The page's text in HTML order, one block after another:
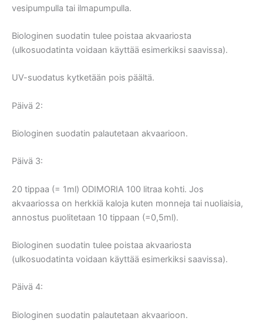
vesipumpulla tai ilmapumpulla.
Biologinen suodatin tulee poistaa akvaariosta
(ulkosuodatinta voidaan käyttää esimerkiksi saavissa).
UV-suodatus kytketään pois päältä.
Päivä 2:
Biologinen suodatin palautetaan akvaarioon.
Päivä 3:
20 tippaa (= 1ml) ODIMORIA 100 litraa kohti. Jos
akvaariossa on herkkiä kaloja kuten monneja tai nuoliaisia,
annostus puolitetaan 10 tippaan (=0,5ml).
Biologinen suodatin tulee poistaa akvaariosta
(ulkosuodatinta voidaan käyttää esimerkiksi saavissa).
Päivä 4:
Biologinen suodatin palautetaan akvaarioon.